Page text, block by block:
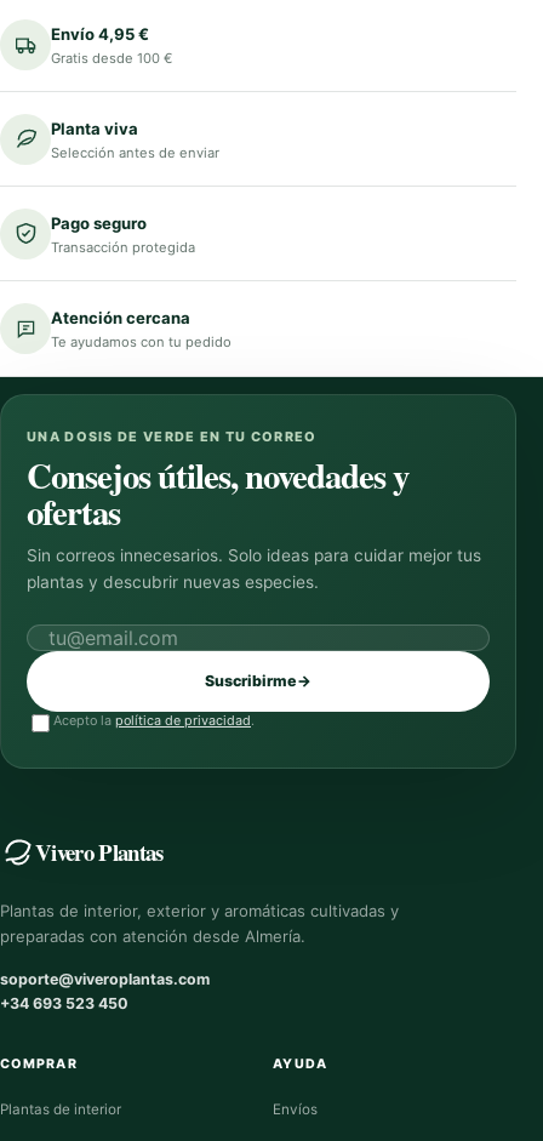
Envío 4,95 €
Gratis desde 100 €
Planta viva
Selección antes de enviar
Pago seguro
Transacción protegida
Atención cercana
Te ayudamos con tu pedido
UNA DOSIS DE VERDE EN TU CORREO
Consejos útiles, novedades y
ofertas
Sin correos innecesarios. Solo ideas para cuidar mejor tus
plantas y descubrir nuevas especies.
Correo electrónico
Suscribirme→
Acepto la política de privacidad.
Vivero Plantas
Plantas de interior, exterior y aromáticas cultivadas y
preparadas con atención desde Almería.
soporte@viveroplantas.com
+34 693 523 450
COMPRAR
Plantas de interior
AYUDA
Envíos